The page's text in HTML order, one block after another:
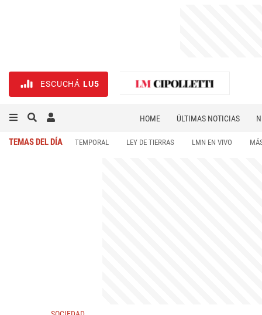
ESCUCHÁ LU5
HOME ÚLTIMAS NOTICIAS
TEMAS DEL DÍA TEMPORAL LEY DE TIERRAS LMN EN VIVO